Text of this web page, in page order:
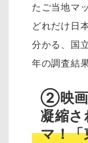
たご当地マ
どれだけ日
分かる、国
年の調査結
②映画
凝縮さ
マ！「